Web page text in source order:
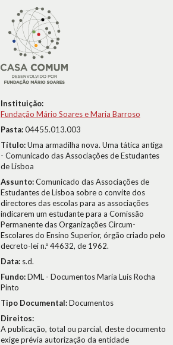
Instituição:
Fundação Mário Soares e Maria Barroso
Pasta:04455.013.003
Título:Uma armadilha nova. Uma tática antiga
- Comunicado das Associações de Estudantes
de Lisboa
Assunto:Comunicado das Associações de
Estudantes de Lisboa sobre o convite dos
directores das escolas para as associações
indicarem um estudante para a Comissão
Permanente das Organizações Circum-
Escolares do Ensino Superior, órgão criado pelo
decreto-lei n.º 44632, de 1962.
Data: s.d.
Fundo:DML - Documentos Maria Luís Rocha
Pinto
Tipo Documental:Documentos
Direitos:
A publicação, total ou parcial, deste documento
exige prévia autorização da entidade